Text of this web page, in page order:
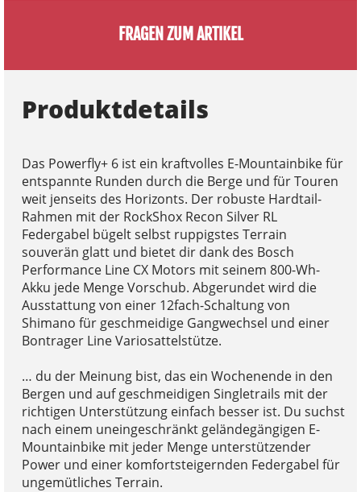
FRAGEN ZUM ARTIKEL
Produktdetails
Das Powerfly+ 6 ist ein kraftvolles E-Mountainbike für
entspannte Runden durch die Berge und für Touren
weit jenseits des Horizonts. Der robuste Hardtail-
Rahmen mit der RockShox Recon Silver RL
Federgabel bügelt selbst ruppigstes Terrain
souverän glatt und bietet dir dank des Bosch
Performance Line CX Motors mit seinem 800-Wh-
Akku jede Menge Vorschub. Abgerundet wird die
Ausstattung von einer 12fach-Schaltung von
Shimano für geschmeidige Gangwechsel und einer
Bontrager Line Variosattelstütze.
… du der Meinung bist, das ein Wochenende in den
Bergen und auf geschmeidigen Singletrails mit der
richtigen Unterstützung einfach besser ist. Du suchst
nach einem uneingeschränkt geländegängigen E-
Mountainbike mit jeder Menge unterstützender
Power und einer komfortsteigernden Federgabel für
ungemütliches Terrain.